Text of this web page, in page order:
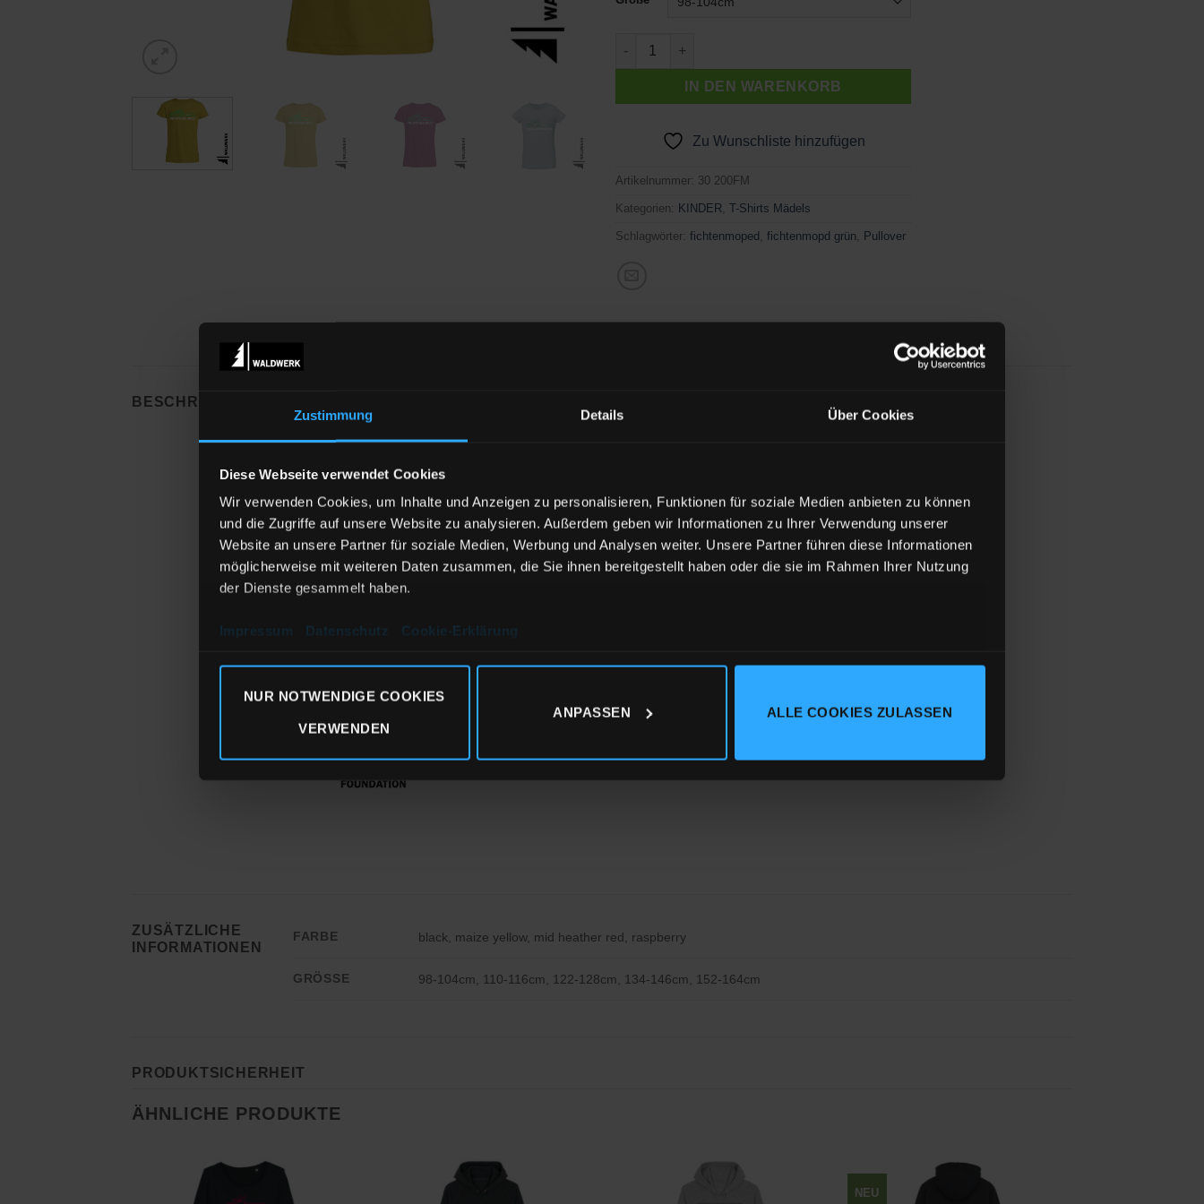
Zustimmung Details Über Cookies
Diese Webseite verwendet Cookies
Wir verwenden Cookies, um Inhalte und Anzeigen zu personalisieren, Funktionen für soziale Medien anbieten zu können
und die Zugriffe auf unsere Website zu analysieren. Außerdem geben wir Informationen zu Ihrer Verwendung unserer
Website an unsere Partner für soziale Medien, Werbung und Analysen weiter. Unsere Partner führen diese Informationen
möglicherweise mit weiteren Daten zusammen, die Sie ihnen bereitgestellt haben oder die sie im Rahmen Ihrer Nutzung
der Dienste gesammelt haben.
Impressum Datenschutz Cookie-Erklärung
NUR NOTWENDIGE COOKIES
VERWENDEN
ANPASSEN ALLE COOKIES ZULASSEN
FICHTENMOPED GRÜN Menge
IN DEN WARENKORB
Zu Wunschliste hinzufügen
Artikelnummer: 30 200FM
Kategorien: KINDER T-Shirts Mädels
Schlagwörter: fichtenmoped fichtenmopd grün Pullover
BESCHREIBUNG
Shirt-Material:
Uni-Shirts:
Kinder Rundhals T-Shirt, 100% ringgesponnene gekämmte Bio-Baumwolle, Single Jersey mit 155g/m²
Medium Fit
Druckverfahren:
ZUSÄTZLICHE
INFORMATIONEN
FARBE black, maize yellow, mid heather red, raspberry
GRÖSSE 98-104cm, 110-116cm, 122-128cm, 134-146cm, 152-164cm
PRODUKTSICHERHEIT
ÄHNLICHE PRODUKTE
NEU